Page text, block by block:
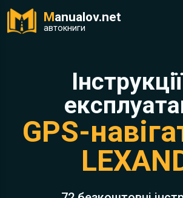
Manualov.net
автокниги
GPS-